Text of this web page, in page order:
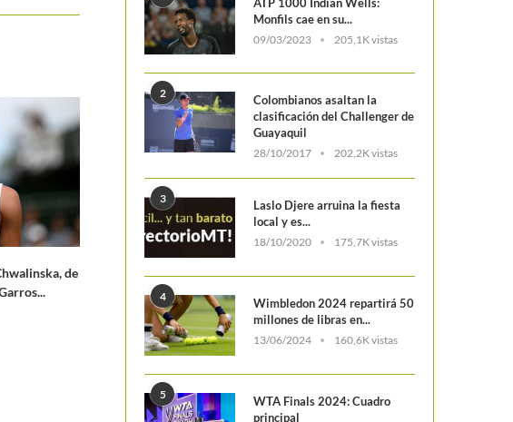
SIN NADAL
Feliciano López: «Murray tiene muchas
ganas de jugar el US...
Cuadro principal
Monfils cae en su...
09/03/2023 205,1K vistas
2
Colombianos asaltan la
clasificación del Challenger de
Guayaquil
28/10/2017 202,2K vistas
3
Laslo Djere arruina la fiesta
local y es...
18/10/2020 175,7K vistas
4
Wimbledon 2024 repartirá 50
millones de libras en...
13/06/2024 160,6K vistas
5
WTA Finals 2024: Cuadro
principal